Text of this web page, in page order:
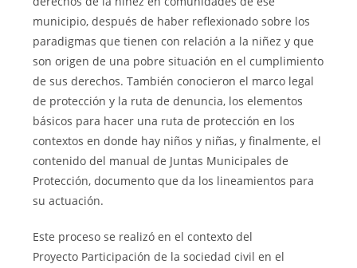
municipio, después de haber reflexionado sobre los
paradigmas que tienen con relación a la niñez y que
son origen de una pobre situación en el cumplimiento
de sus derechos. También conocieron el marco legal
de protección y la ruta de denuncia, los elementos
básicos para hacer una ruta de protección en los
contextos en donde hay niños y niñas, y finalmente, el
contenido del manual de Juntas Municipales de
Protección, documento que da los lineamientos para
su actuación.
Este proceso se realizó en el contexto del
Proyecto Participación de la sociedad civil en el